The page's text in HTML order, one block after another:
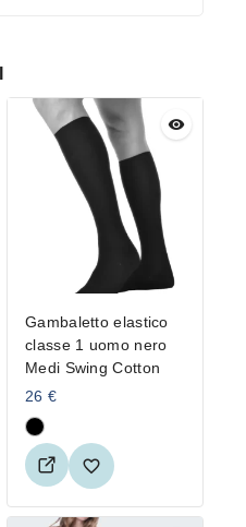
Gambaletto elastico
classe 1 uomo nero
Medi Swing Cotton
26 €